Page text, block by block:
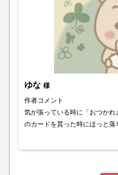
ゆな 様
作者コメント
気が張っている時に「おつかれ
のカードを貰った時にほっと落